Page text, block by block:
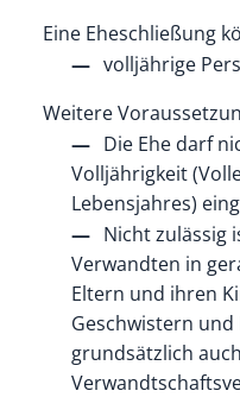
Eine Eheschließung
volljährige
Weitere
Die Ehe darf
Volljährigkeit
Lebensjahres)
Nicht zulässig
Verwandten in
Eltern und ihren
Geschwistern
grundsätzlich